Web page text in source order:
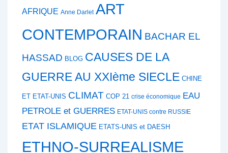
AFRIQUE Anne Darlet ART
CONTEMPORAIN BACHAR EL
HASSAD BLOG CAUSES DE LA
GUERRE AU XXIème SIECLE CHINE
ET ETAT-UNIS CLIMAT COP 21 crise économique EAU
PETROLE et GUERRES ETAT-UNIS contre RUSSIE
ETAT ISLAMIQUE ETATS-UNIS et DAESH
ETHNO-SURREALISME